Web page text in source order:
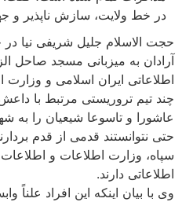
سازش ناپذیر و جهادی
جلیل شریفی نیا در خطبه‌های
میزبانی مسجد صاحل الزمان
ایران اسلامی و وزارت اطلاعات،
تروریستی مرتبط با داعش که
تاسوعا شیعیان را به شهادت
قدمی از قدم بردارند که
اطلاعات و اطلاعات فراجا تا
دارند.
اینکه این افراد علناً وابستگی